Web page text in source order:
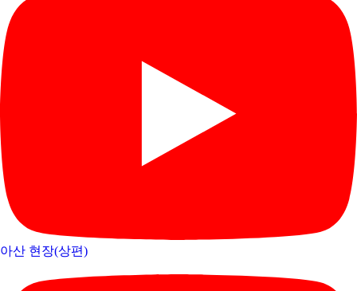
아산 현장(상편)